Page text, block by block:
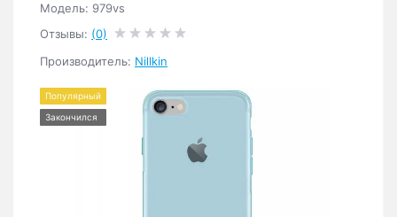
Модель: 979vs
Отзывы: (0)
Производитель: Nillkin
Популярный
Закончился